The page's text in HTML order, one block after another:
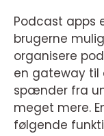
Podcast apps
brugerne
organisere
en gateway til
spænder fra
meget mere.
følgende